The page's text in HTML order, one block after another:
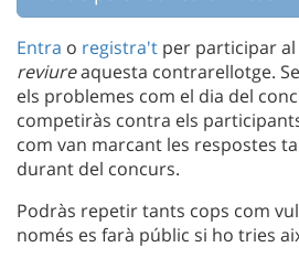
Entra o registra't per participar
reviureaquesta contrarellotge.
els problemes com el dia del
competiràs contra els
com van marcant les respostes
durant del concurs.
Podràs repetir tants cops com
només es farà públic si ho tries